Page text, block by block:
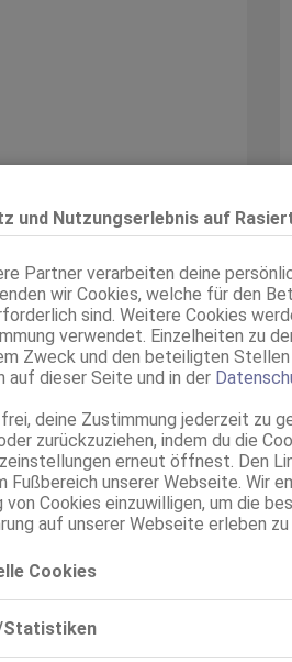
und Nutzungserlebnis auf
Partner verarbeiten deine
wir Cookies, welche für den
sind. Weitere Cookies
verwendet. Einzelheiten zu
Zweck und den beteiligten
auf dieser Seite und in der
deine Zustimmung jederzeit zu
zurückzuziehen, indem du die
erneut öffnest. Den
Fußbereich unserer Webseite. Wir
von Cookies einzuwilligen, um die
auf unserer Webseite erleben zu
Cookies
sind alle notwendigen Cookies,
kann ohne diese Cookies nicht
Statistiken
Statistikcookies sind Cookies, die der
Uhr Nachts!
in